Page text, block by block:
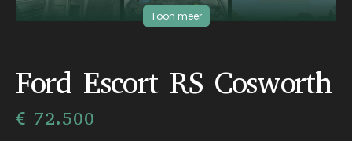
Toon meer
Ford Escort RS Cosworth
€ 72.500